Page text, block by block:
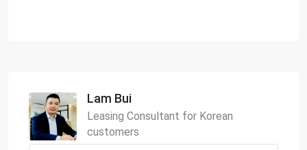
Lam Bui
Leasing Consultant for Korean
customers